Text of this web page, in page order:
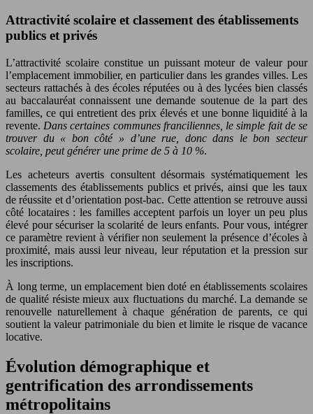
Attractivité scolaire et classement des établissements
publics et privés
L’attractivité scolaire constitue un puissant moteur de valeur pour
l’emplacement immobilier, en particulier dans les grandes villes. Les
secteurs rattachés à des écoles réputées ou à des lycées bien classés
au baccalauréat connaissent une demande soutenue de la part des
familles, ce qui entretient des prix élevés et une bonne liquidité à la
revente. Dans certaines communes franciliennes, le simple fait de se
trouver du « bon côté » d’une rue, donc dans le bon secteur
scolaire, peut générer une prime de 5 à 10 %.
Les acheteurs avertis consultent désormais systématiquement les
classements des établissements publics et privés, ainsi que les taux
de réussite et d’orientation post-bac. Cette attention se retrouve aussi
côté locataires : les familles acceptent parfois un loyer un peu plus
élevé pour sécuriser la scolarité de leurs enfants. Pour vous, intégrer
ce paramètre revient à vérifier non seulement la présence d’écoles à
proximité, mais aussi leur niveau, leur réputation et la pression sur
les inscriptions.
À long terme, un emplacement bien doté en établissements scolaires
de qualité résiste mieux aux fluctuations du marché. La demande se
renouvelle naturellement à chaque génération de parents, ce qui
soutient la valeur patrimoniale du bien et limite le risque de vacance
locative.
Évolution démographique et
gentrification des arrondissements
métropolitains